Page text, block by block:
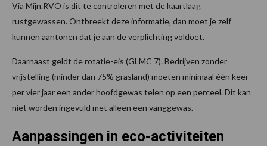
Via Mijn.RVO is dit te controleren met de kaartlaag
rustgewassen. Ontbreekt deze informatie, dan moet je zelf
kunnen aantonen dat je aan de verplichting voldoet.
Daarnaast geldt de rotatie-eis (GLMC 7). Bedrijven zonder
vrijstelling (minder dan 75% grasland) moeten minimaal één keer
per vier jaar een ander hoofdgewas telen op een perceel. Dit kan
niet worden ingevuld met alleen een vanggewas.
Aanpassingen in eco-activiteiten